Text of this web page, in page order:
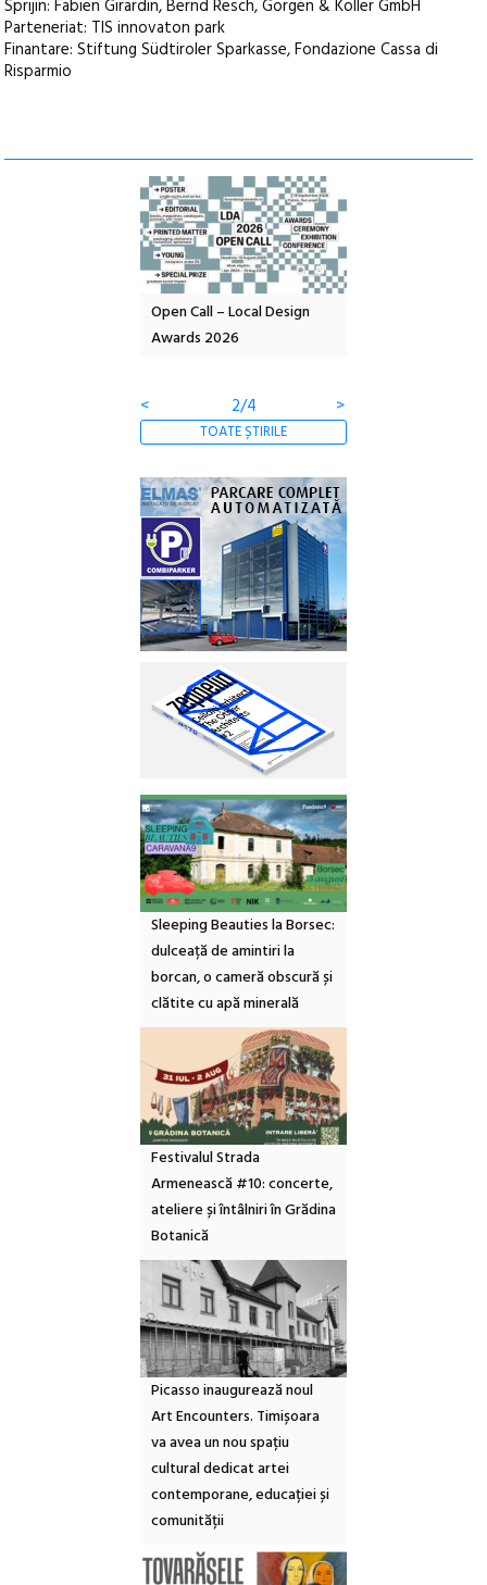
Sprijin: Fabien Girardin, Bernd Resch, Görgen & Köller GmbH
Parteneriat: TIS innovaton park
Finantare: Stiftung Südtiroler Sparkasse, Fondazione Cassa di
Risparmio
Open Call – Local Design
Awards 2026
<
2/4 >
TOATE ȘTIRILE
Sleeping Beauties la Borsec:
dulceață de amintiri la
borcan, o cameră obscură și
clătite cu apă minerală
Festivalul Strada
Armenească #10: concerte,
ateliere și întâlniri în Grădina
Botanică
Picasso inaugurează noul
Art Encounters. Timișoara
va avea un nou spațiu
cultural dedicat artei
contemporane, educației și
comunității